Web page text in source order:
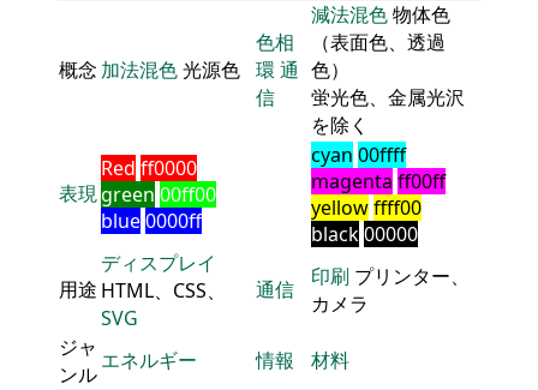
概念 加法混色光源色
色相
環 通
信
減法混色物体色
（表面色、透過
色）
蛍光色、金属光沢
を除く
表現
Red ff0000
green 00ff00
blue0000ff
cyan 00ffff
magenta ff00ff
yellowffff00
black00000
用途
ディスプレイ
HTML、CSS、
SVG
通信 印刷 プリンター、
カメラ
ジャ
ンル
エネルギー 情報
材料